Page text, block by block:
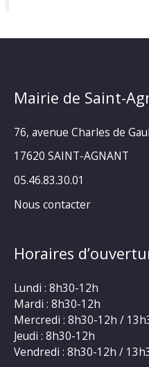
Mairie de Saint-
76, avenue Charles de
17620 SAINT-AGNANT
05.46.83.30.01
Nous contacter
Horaires
Lundi : 8h30-12h
Mardi : 8h30-12h
Mercredi : 8h30-12h /
Jeudi : 8h30-12h
Vendredi : 8h30-12h /